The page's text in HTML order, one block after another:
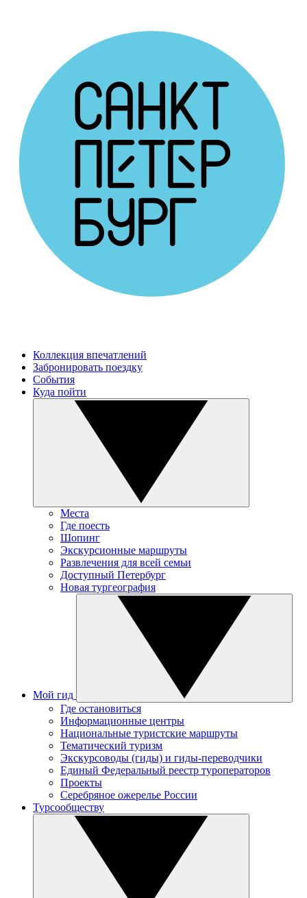
Коллекция впечатлений
Забронировать поездку
События
Куда пойти
Места
Где поесть
Шопинг
Экскурсионные маршруты
Развлечения для всей семьи
Доступный Петербург
Новая тургеография
Мой гид
Где остановиться
Информационные центры
Национальные туристские маршруты
Тематический туризм
Экскурсоводы (гиды) и гиды-переводчики
Единый Федеральный реестр туроператоров
Проекты
Серебряное ожерелье России
Турсообществу